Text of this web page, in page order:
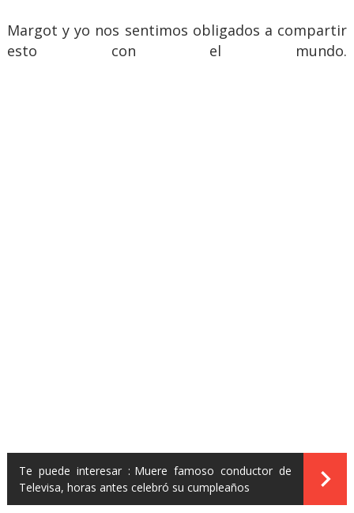
Margot y yo nos sentimos obligados a compartir
esto con el mundo.
Te puede interesar : Muere famoso conductor de
Televisa, horas antes celebró su cumpleaños